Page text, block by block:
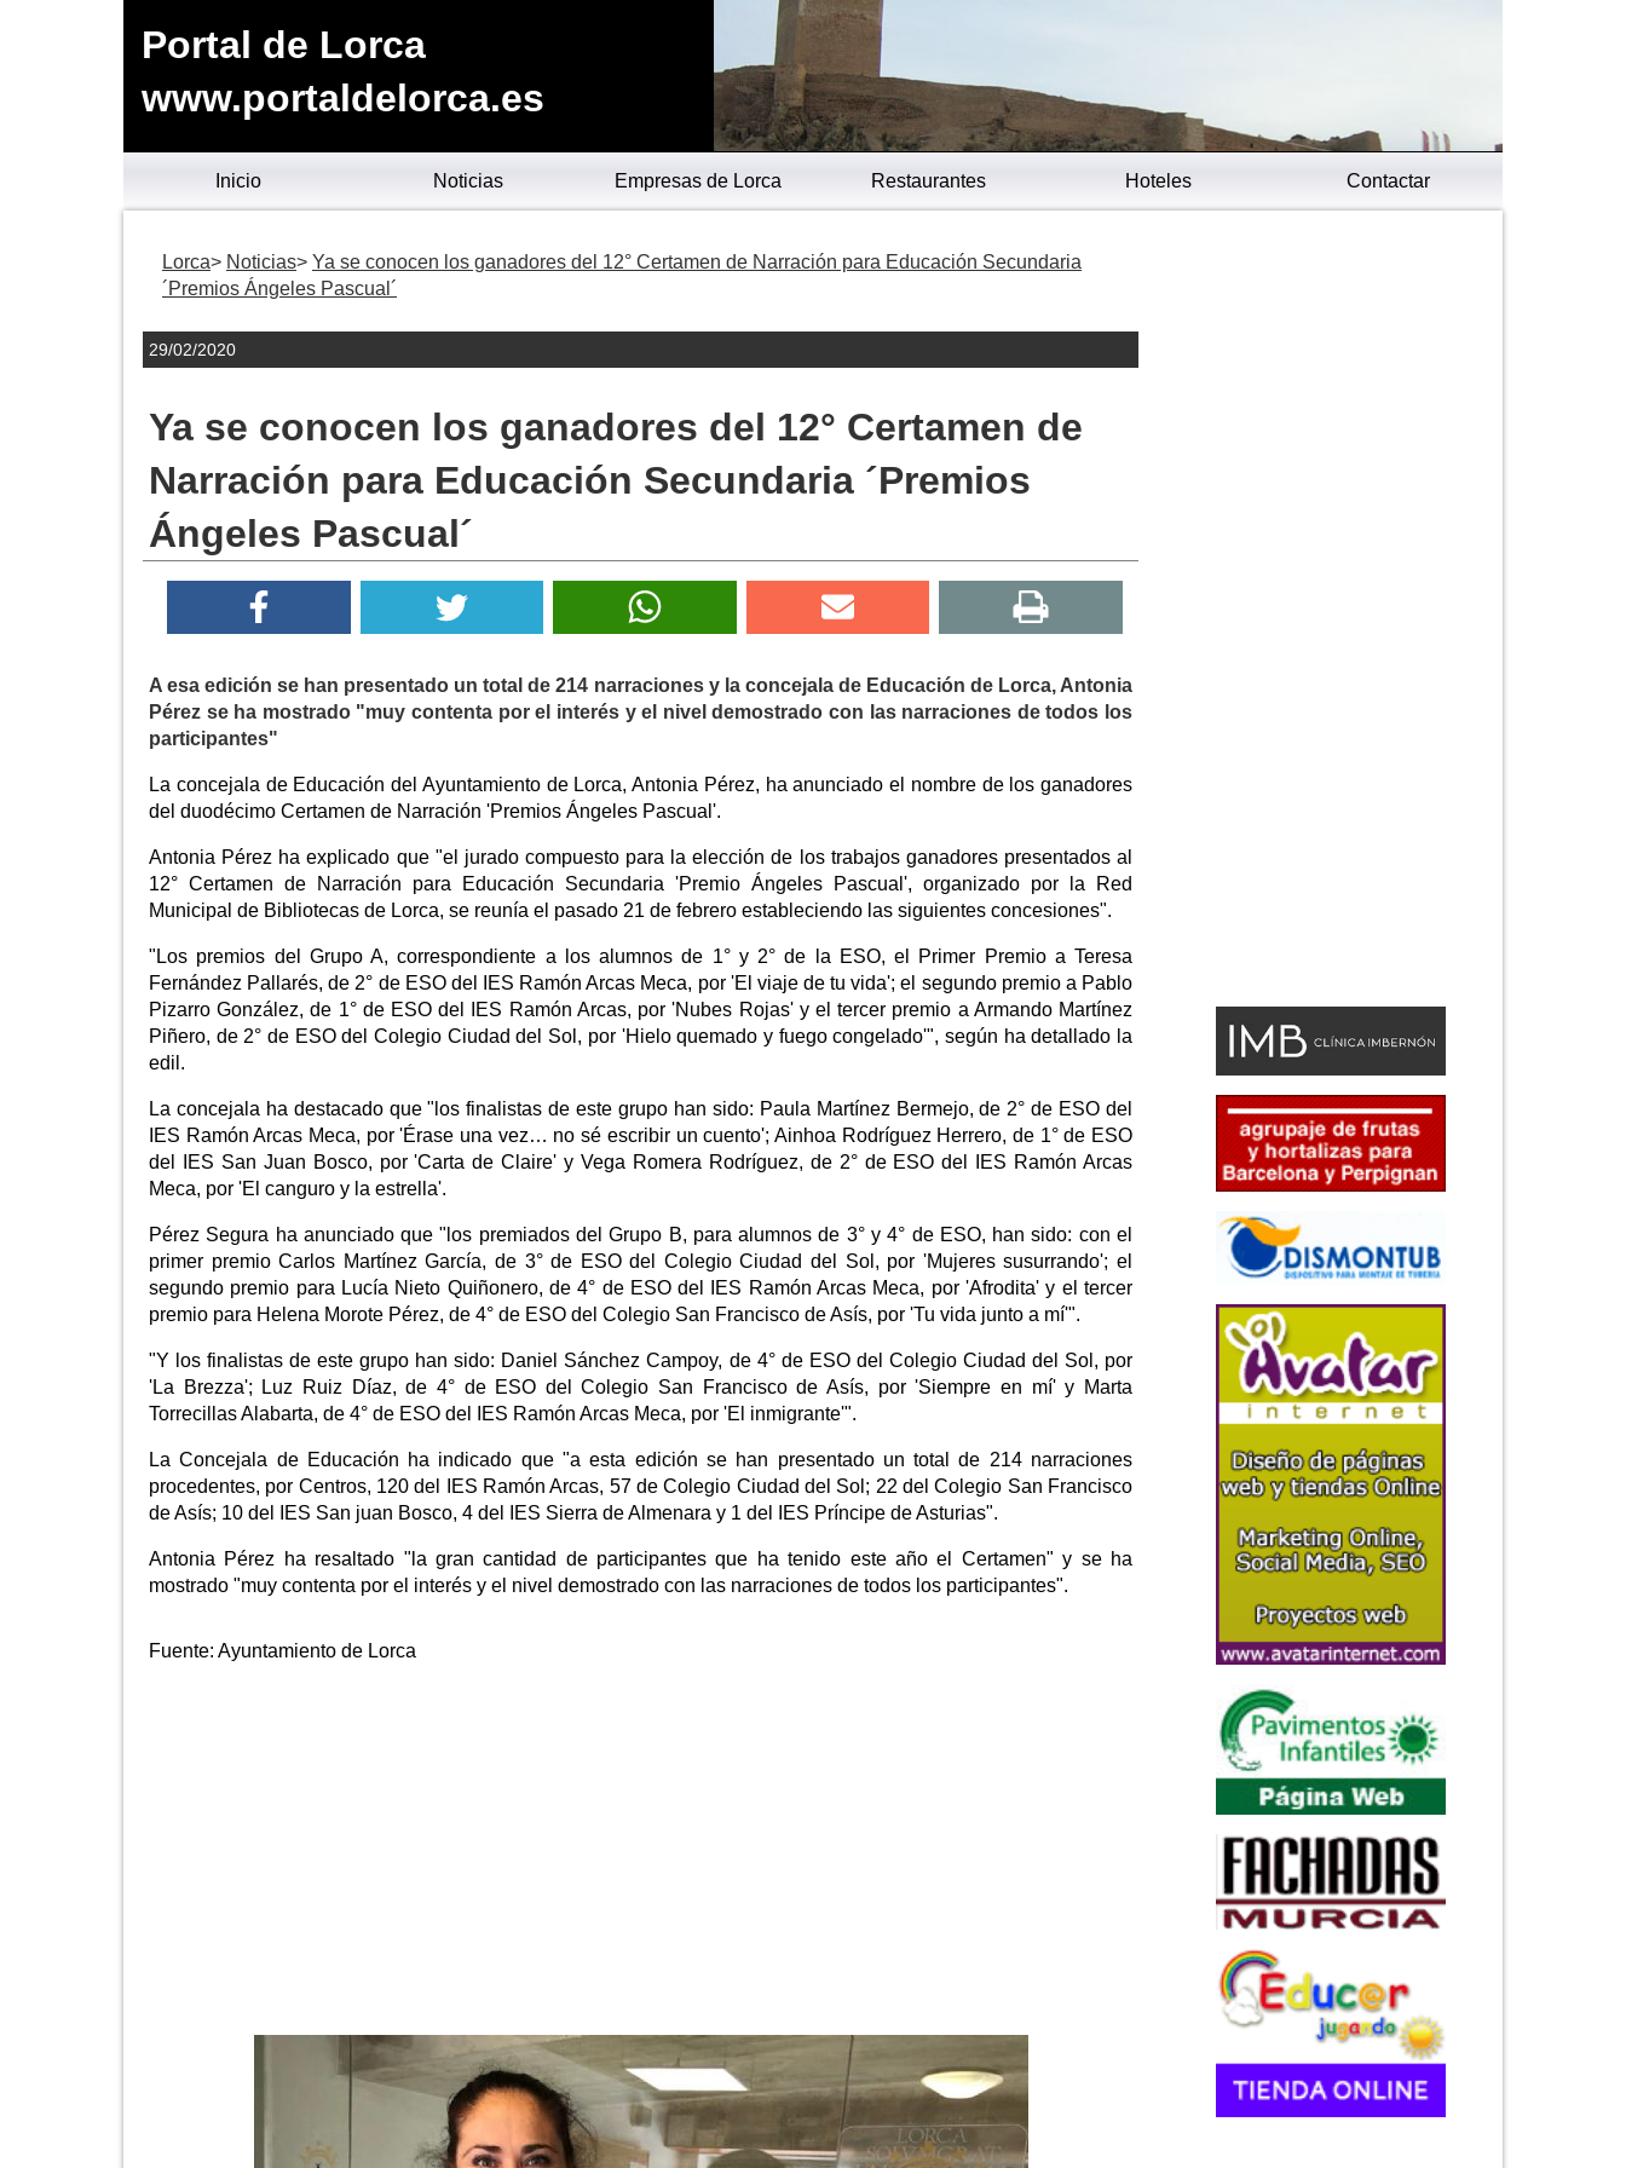
Portal de Lorca
www.portaldelorca.es
Inicio Noticias Empresas de Lorca Restaurantes Hoteles Contactar
Lorca Noticias
Ya se conocen los ganadores del 12° Certamen de Narración para Educación Secundaria
´Premios Ángeles Pascual´
29/02/2020
Ya se conocen los ganadores del 12° Certamen de
Narración para Educación Secundaria ´Premios
Ángeles Pascual´
A esa edición se han presentado un total de 214 narraciones y la concejala de Educación de Lorca, Antonia
Pérez se ha mostrado "muy contenta por el interés y el nivel demostrado con las narraciones de todos los
participantes"
La concejala de Educación del Ayuntamiento de Lorca, Antonia Pérez, ha anunciado el nombre de los ganadores
del duodécimo Certamen de Narración 'Premios Ángeles Pascual'.
Antonia Pérez ha explicado que "el jurado compuesto para la elección de los trabajos ganadores presentados al
12° Certamen de Narración para Educación Secundaria 'Premio Ángeles Pascual', organizado por la Red
Municipal de Bibliotecas de Lorca, se reunía el pasado 21 de febrero estableciendo las siguientes concesiones".
"Los premios del Grupo A, correspondiente a los alumnos de 1° y 2° de la ESO, el Primer Premio a Teresa
Fernández Pallarés, de 2° de ESO del IES Ramón Arcas Meca, por 'El viaje de tu vida'; el segundo premio a Pablo
Pizarro González, de 1° de ESO del IES Ramón Arcas, por 'Nubes Rojas' y el tercer premio a Armando Martínez
Piñero, de 2° de ESO del Colegio Ciudad del Sol, por 'Hielo quemado y fuego congelado'", según ha detallado la
edil.
La concejala ha destacado que "los finalistas de este grupo han sido: Paula Martínez Bermejo, de 2° de ESO del
IES Ramón Arcas Meca, por 'Érase una vez… no sé escribir un cuento'; Ainhoa Rodríguez Herrero, de 1° de ESO
del IES San Juan Bosco, por 'Carta de Claire' y Vega Romera Rodríguez, de 2° de ESO del IES Ramón Arcas
Meca, por 'El canguro y la estrella'.
Pérez Segura ha anunciado que "los premiados del Grupo B, para alumnos de 3° y 4° de ESO, han sido: con el
primer premio Carlos Martínez García, de 3° de ESO del Colegio Ciudad del Sol, por 'Mujeres susurrando'; el
segundo premio para Lucía Nieto Quiñonero, de 4° de ESO del IES Ramón Arcas Meca, por 'Afrodita' y el tercer
premio para Helena Morote Pérez, de 4° de ESO del Colegio San Francisco de Asís, por 'Tu vida junto a mí'".
"Y los finalistas de este grupo han sido: Daniel Sánchez Campoy, de 4° de ESO del Colegio Ciudad del Sol, por
'La Brezza'; Luz Ruiz Díaz, de 4° de ESO del Colegio San Francisco de Asís, por 'Siempre en mí' y Marta
Torrecillas Alabarta, de 4° de ESO del IES Ramón Arcas Meca, por 'El inmigrante'".
La Concejala de Educación ha indicado que "a esta edición se han presentado un total de 214 narraciones
procedentes, por Centros, 120 del IES Ramón Arcas, 57 de Colegio Ciudad del Sol; 22 del Colegio San Francisco
de Asís; 10 del IES San juan Bosco, 4 del IES Sierra de Almenara y 1 del IES Príncipe de Asturias".
Antonia Pérez ha resaltado "la gran cantidad de participantes que ha tenido este año el Certamen" y se ha
mostrado "muy contenta por el interés y el nivel demostrado con las narraciones de todos los participantes".
Fuente: Ayuntamiento de Lorca